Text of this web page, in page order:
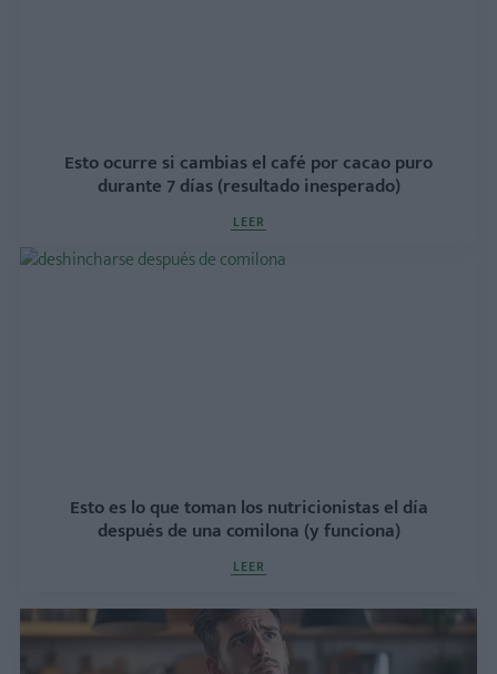
Esto ocurre si cambias el café por cacao puro
durante 7 días (resultado inesperado)
LEER
Esto es lo que toman los nutricionistas el día
después de una comilona (y funciona)
LEER